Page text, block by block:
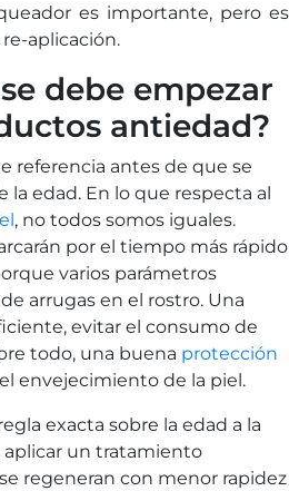
es importante, pero es
aplicación.
debe empezar
antiedad?
referencia antes de que se
la edad. En lo que respecta al
, no todos somos iguales.
por el tiempo más rápido
varios parámetros
arrugas en el rostro. Una
evitar el consumo de
todo, una buena protección
envejecimiento de la piel.
exacta sobre la edad a la
aplicar un tratamiento
regeneran con menor rapidez